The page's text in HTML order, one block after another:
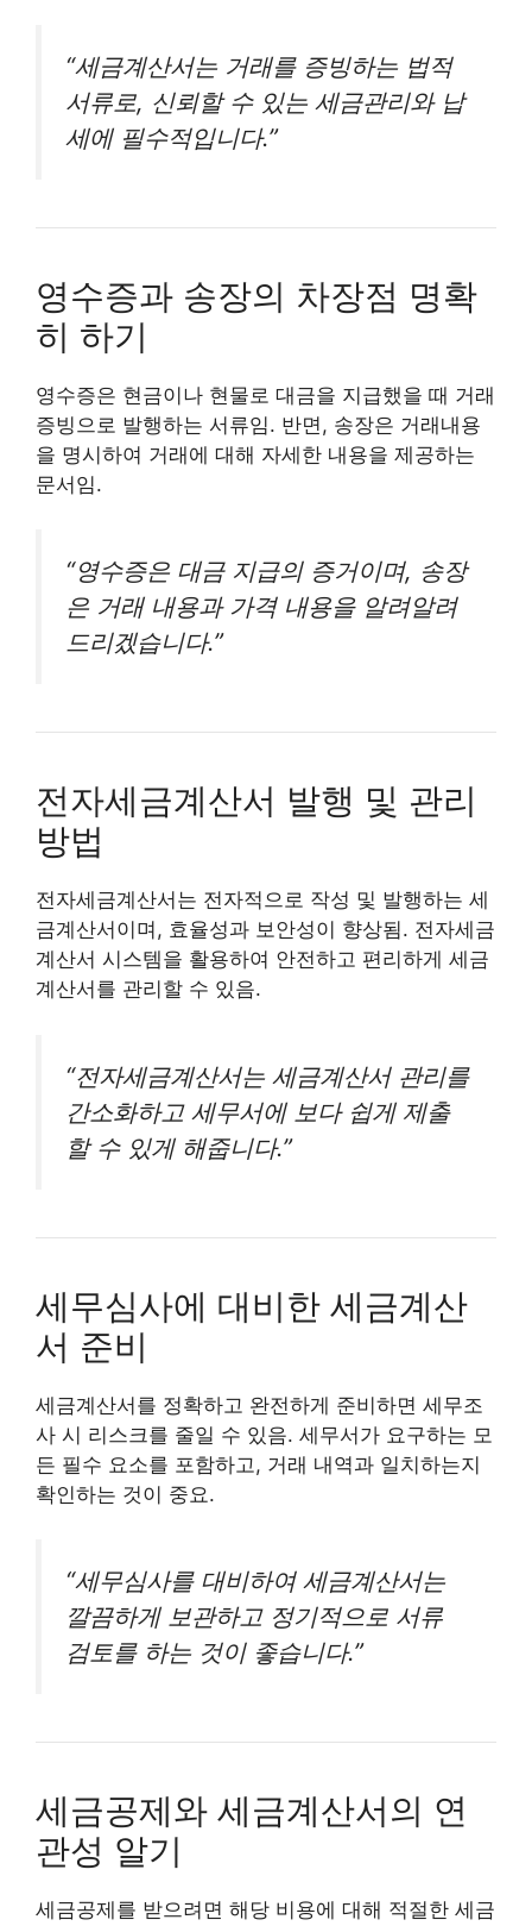
“세금계산서는 거래를 증빙하는 법적
서류로, 신뢰할 수 있는 세금관리와 납
세에 필수적입니다.”
영수증과 송장의 차장점 명확
히 하기
영수증은 현금이나 현물로 대금을 지급했을 때 거래
증빙으로 발행하는 서류임. 반면, 송장은 거래내용
을 명시하여 거래에 대해 자세한 내용을 제공하는
문서임.
“영수증은 대금 지급의 증거이며, 송장
은 거래 내용과 가격 내용을 알려알려
드리겠습니다.”
전자세금계산서 발행 및 관리
방법
전자세금계산서는 전자적으로 작성 및 발행하는 세
금계산서이며, 효율성과 보안성이 향상됨. 전자세금
계산서 시스템을 활용하여 안전하고 편리하게 세금
계산서를 관리할 수 있음.
“전자세금계산서는 세금계산서 관리를
간소화하고 세무서에 보다 쉽게 제출
할 수 있게 해줍니다.”
세무심사에 대비한 세금계산
서 준비
세금계산서를 정확하고 완전하게 준비하면 세무조
사 시 리스크를 줄일 수 있음. 세무서가 요구하는 모
든 필수 요소를 포함하고, 거래 내역과 일치하는지
확인하는 것이 중요.
“세무심사를 대비하여 세금계산서는
깔끔하게 보관하고 정기적으로 서류
검토를 하는 것이 좋습니다.”
세금공제와 세금계산서의 연
관성 알기
세금공제를 받으려면 해당 비용에 대해 적절한 세금